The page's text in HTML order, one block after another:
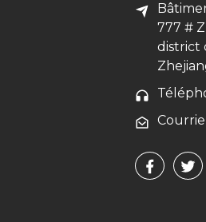
777 #
district